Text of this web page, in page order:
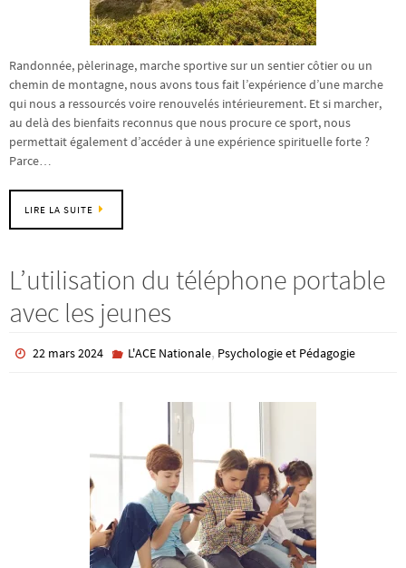
Randonnée, pèlerinage, marche sportive sur un sentier côtier ou un
chemin de montagne, nous avons tous fait l’expérience d’une marche
qui nous a ressourcés voire renouvelés intérieurement. Et si marcher,
au delà des bienfaits reconnus que nous procure ce sport, nous
permettait également d’accéder à une expérience spirituelle forte ?
Parce…
LIRE LA SUITE
L’utilisation du téléphone portable
avec les jeunes
22 mars 2024 L'ACE Nationale, Psychologie et Pédagogie